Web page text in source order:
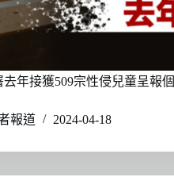
年接獲509宗性侵兒童呈報個
報道
2024-04-18